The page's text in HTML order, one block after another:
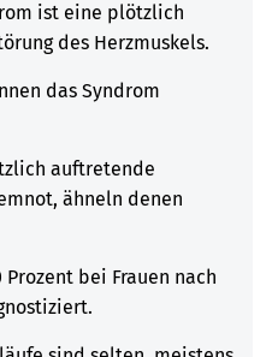
ist eine plötzlich
des Herzmuskels.
das Syndrom
auftretende
ähneln denen
bei Frauen nach